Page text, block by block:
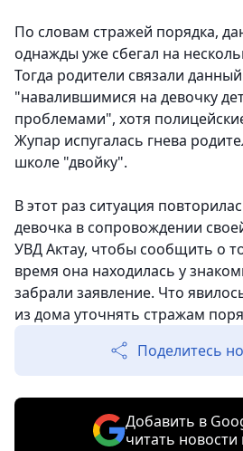
По словам стражей порядка,
однажды уже сбегал на
Тогда родители связали
"навалившимися на девочку
проблемами", хотя
Жупар испугалась гнева
школе "двойку".
В этот раз ситуация
девочка в сопровождении
УВД Актау, чтобы сообщить о
время она находилась у
забрали заявление. Что
из дома уточнять стражам
Поделитесь
Добавить в
читать